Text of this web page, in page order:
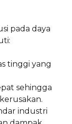
pada daya
tinggi yang
sehingga
industri